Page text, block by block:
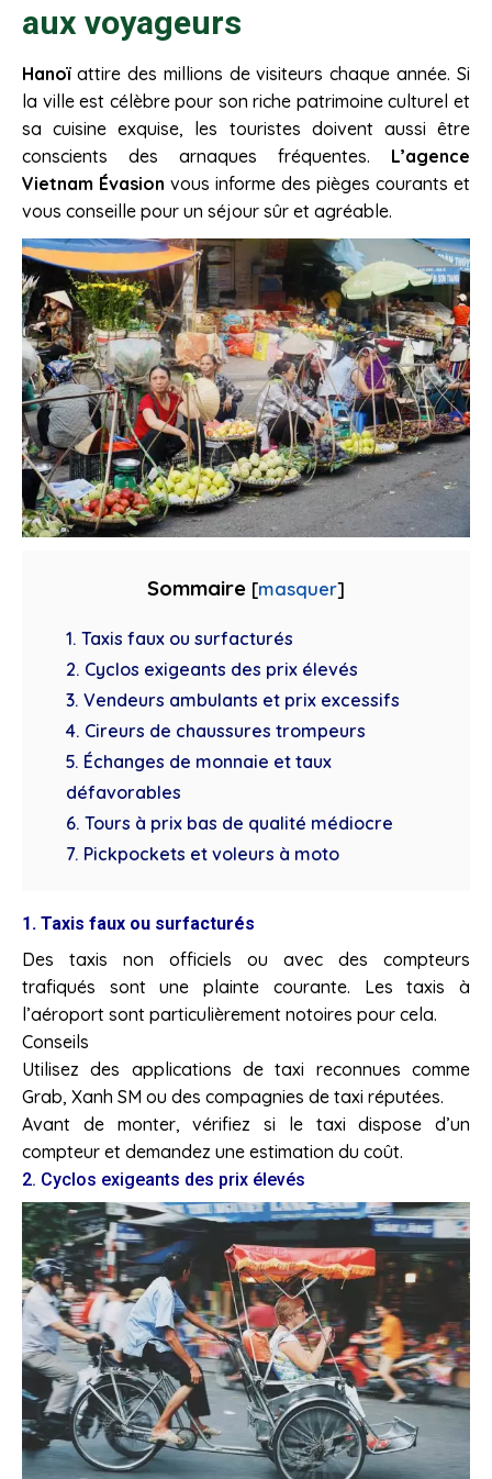
aux voyageurs
Hanoïattire des millions de visiteurs chaque année. Si
la ville est célèbre pour son riche patrimoine culturel et
sa cuisine exquise, les touristes doivent aussi être
conscients des arnaques fréquentes. L’agence
Vietnam Évasion vous informe des pièges courants et
vous conseille pour un séjour sûr et agréable.
Sommaire [masquer]
1. Taxis faux ou surfacturés
2. Cyclos exigeants des prix élevés
3. Vendeurs ambulants et prix excessifs
4. Cireurs de chaussures trompeurs
5. Échanges de monnaie et taux
défavorables
6. Tours à prix bas de qualité médiocre
7. Pickpockets et voleurs à moto
1. Taxis faux ou surfacturés
Des taxis non officiels ou avec des compteurs
trafiqués sont une plainte courante. Les taxis à
l’aéroport sont particulièrement notoires pour cela.
Conseils
Utilisez des applications de taxi reconnues comme
Grab, Xanh SM ou des compagnies de taxi réputées.
Avant de monter, vérifiez si le taxi dispose d’un
compteur et demandez une estimation du coût.
2. Cyclos exigeants des prix élevés